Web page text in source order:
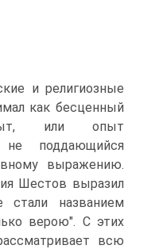
и религиозные
как бесценный
или опыт
не поддающийся
выражению.
Шестов выразил
названием
верою". С этих
всю